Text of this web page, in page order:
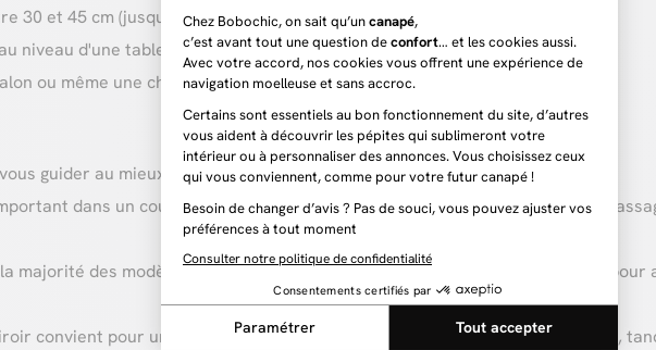
30 et 45 cm (jusqu'à 110 cm pour les modèles extensibles)
niveau d'une table d'appoint
ou même une chambre
guider au mieux, il existe plusieurs critères à prendre en compte :
dans un couloir ou une entrée étroite. Comptez 30 à 40 cm pour un
majorité des modèles, avec des versions extensibles pouvant aller au-delà
convient pour une simple mise en valeur décorative (miroir, lampe, plante),